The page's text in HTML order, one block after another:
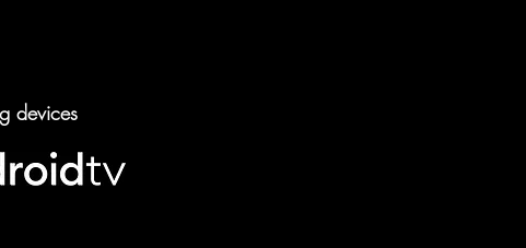
devices